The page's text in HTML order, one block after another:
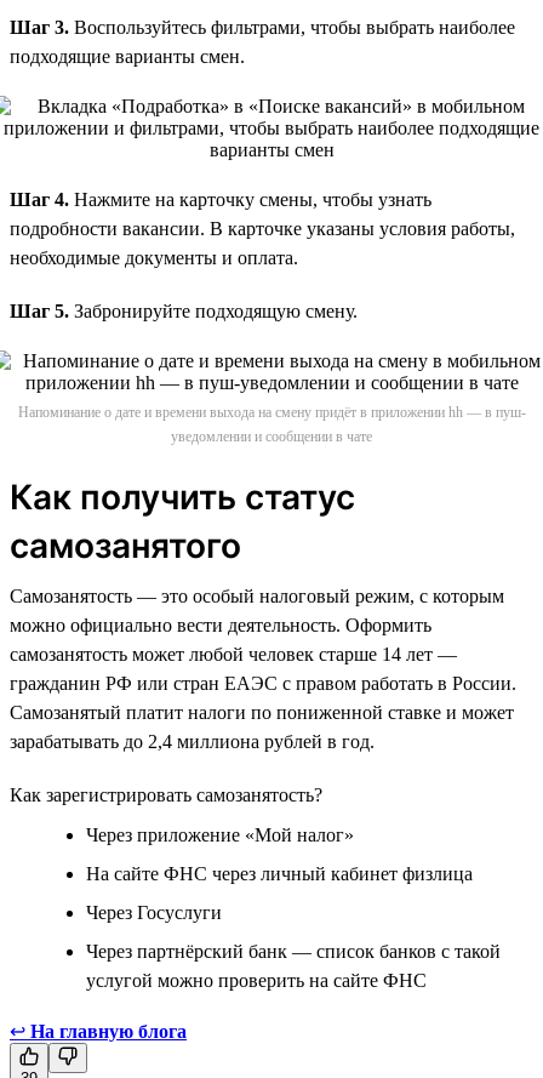
Шаг 3. Воспользуйтесь фильтрами, чтобы выбрать наиболее
подходящие варианты смен.
Шаг 4. Нажмите на карточку смены, чтобы узнать
подробности вакансии. В карточке указаны условия работы,
необходимые документы и оплата.
Шаг 5. Забронируйте подходящую смену.
Напоминание о дате и времени выхода на смену придёт в приложении hh — в пуш-
уведомлении и сообщении в чате
Как получить статус
самозанятого
Самозанятость — это особый налоговый режим, с которым
можно официально вести деятельность. Оформить
самозанятость может любой человек старше 14 лет —
гражданин РФ или стран ЕАЭС с правом работать в России.
Самозанятый платит налоги по пониженной ставке и может
зарабатывать до 2,4 миллиона рублей в год.
Как зарегистрировать самозанятость?
Через приложение «Мой налог»
На сайте ФНС через личный кабинет физлица
Через Госуслуги
Через партнёрский банк — список банков с такой
услугой можно проверить на сайте ФНС
↩ На главную блога